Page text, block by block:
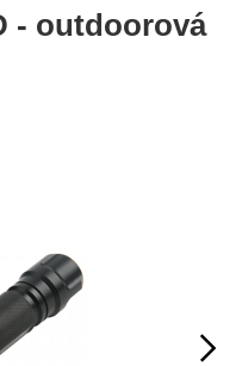
- outdoorová